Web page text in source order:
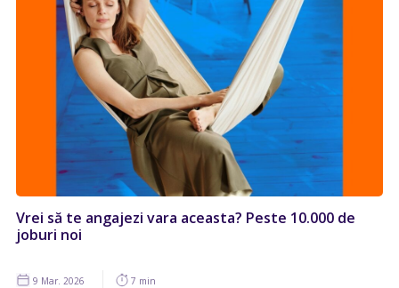
Vrei să te angajezi vara aceasta? Peste 10.000 de
joburi noi
9 Mar. 2026 7 min